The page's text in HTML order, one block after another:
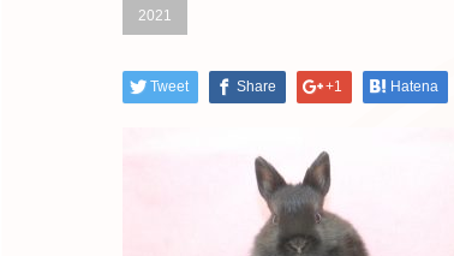
2021
Tweet Share +1 Hatena